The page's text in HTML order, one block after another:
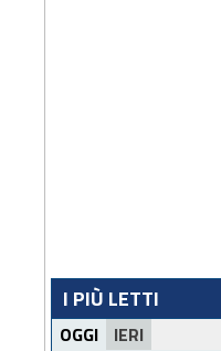
I PIÙ LETTI
OGGI IERI